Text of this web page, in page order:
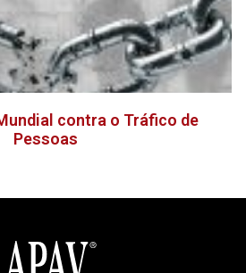
contra o Tráfico de
Pessoas